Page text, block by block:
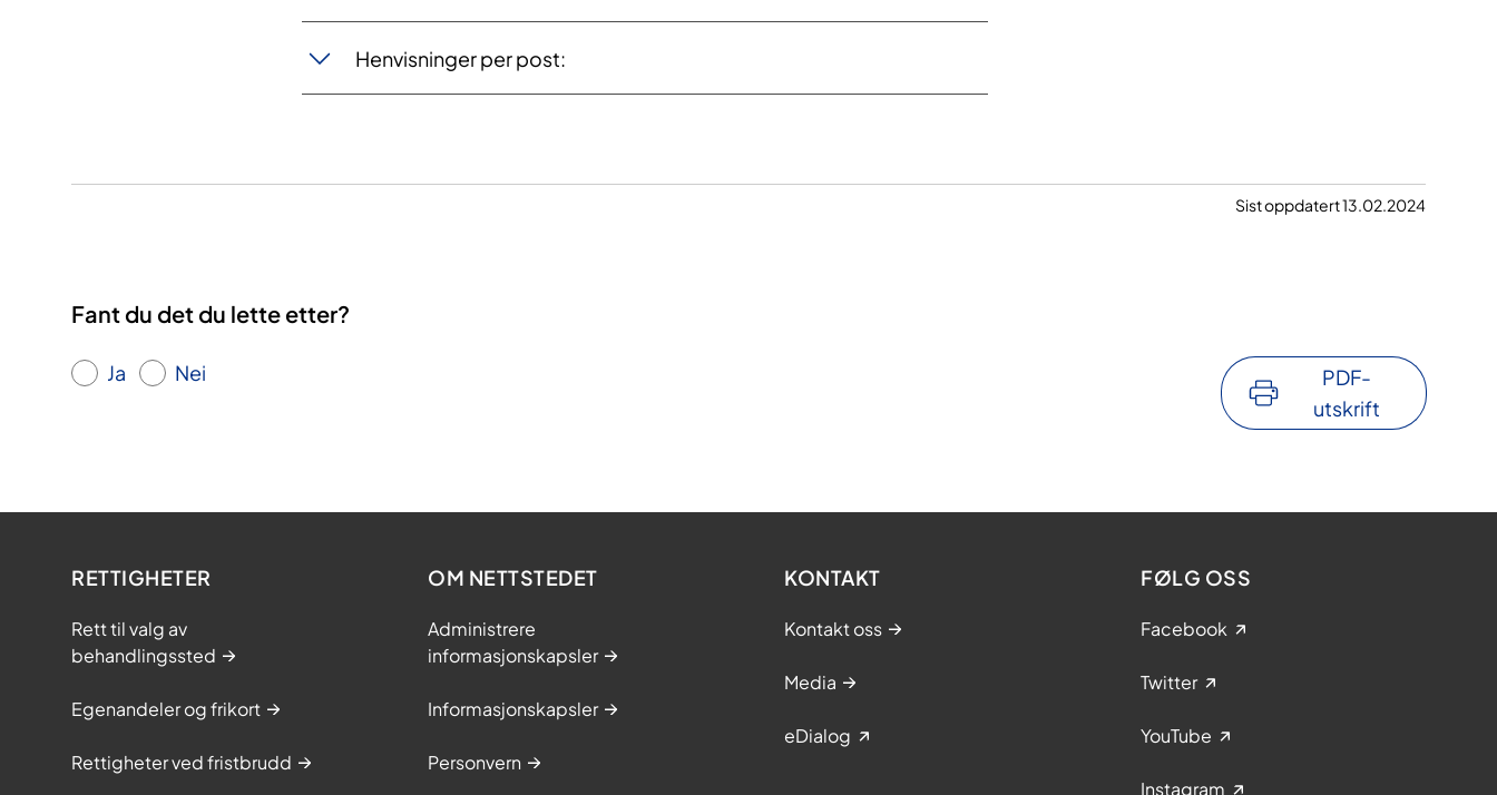
Henvisninger per post:
Sist oppdatert 13.02.2024
Fant du det du lette etter?
Ja Nei
PDF-
utskrift
RETTIGHETER
Rett til valg av
behandlingssted
Egenandeler og frikort
Rettigheter ved fristbrudd
OM NETTSTEDET
Administrere
informasjonskapsler
Informasjonskapsler
Personvern
KONTAKT
Kontakt oss
Media
eDialog
FØLG OSS
Facebook
Twitter
YouTube
Instagram